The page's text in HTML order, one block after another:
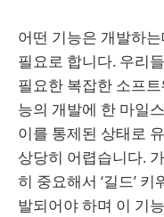
어떤 기능은 개발하
필요로 합니다. 우리
필요한 복잡한 소프
능의 개발에 한 마일
이를 통제된 상태로
상당히 어렵습니다.
히 중요해서 ‘길드’
발되어야 하며 이 기